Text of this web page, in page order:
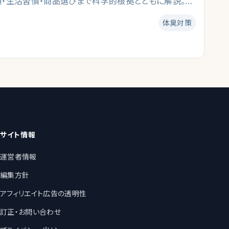
体臭対策
サイト情報
運営者情報
編集方針
アフィリエイト広告の透明性
訂正・お問い合わせ